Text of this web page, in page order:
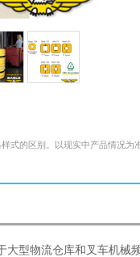
式的区别。以现实中产品情况为
大型物流仓库和叉车机械